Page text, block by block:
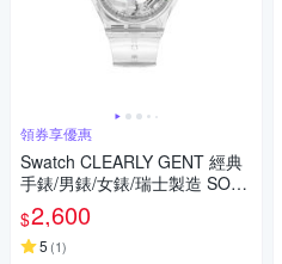
領券享優惠
Swatch CLEARLY GENT 經典
手錶/男錶/女錶/瑞士製造 SO28
K100-S06 (34mm)
$2,600
5 (1)